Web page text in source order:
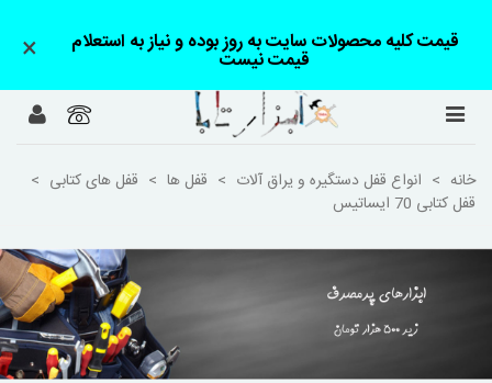
قیمت کلیه محصولات سایت به روز بوده و نیاز به استعلام
قیمت نیست ×
خانه > انواع قفل دستگیره و یراق آلات > قفل ها > قفل های کتابی >
قفل کتابی 70 ایساتیس